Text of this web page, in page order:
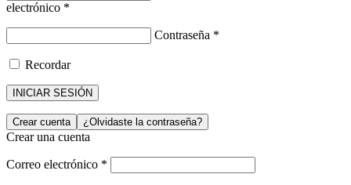
electrónico *
Contraseña *
Recordar
INICIAR SESIÓN
Crear cuenta ¿Olvidaste la contraseña?
Crear una cuenta
Correo electrónico *